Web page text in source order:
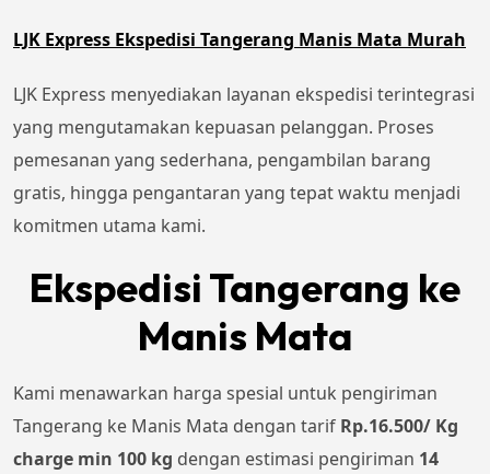
LJK Express Ekspedisi Tangerang Manis Mata Murah
LJK Express menyediakan layanan ekspedisi terintegrasi
yang mengutamakan kepuasan pelanggan. Proses
pemesanan yang sederhana, pengambilan barang
gratis, hingga pengantaran yang tepat waktu menjadi
komitmen utama kami.
Ekspedisi Tangerang ke
Manis Mata
Kami menawarkan harga spesial untuk pengiriman
Tangerang ke Manis Mata dengan tarif Rp.16.500/ Kg
charge min 100 kg dengan estimasi pengiriman 14